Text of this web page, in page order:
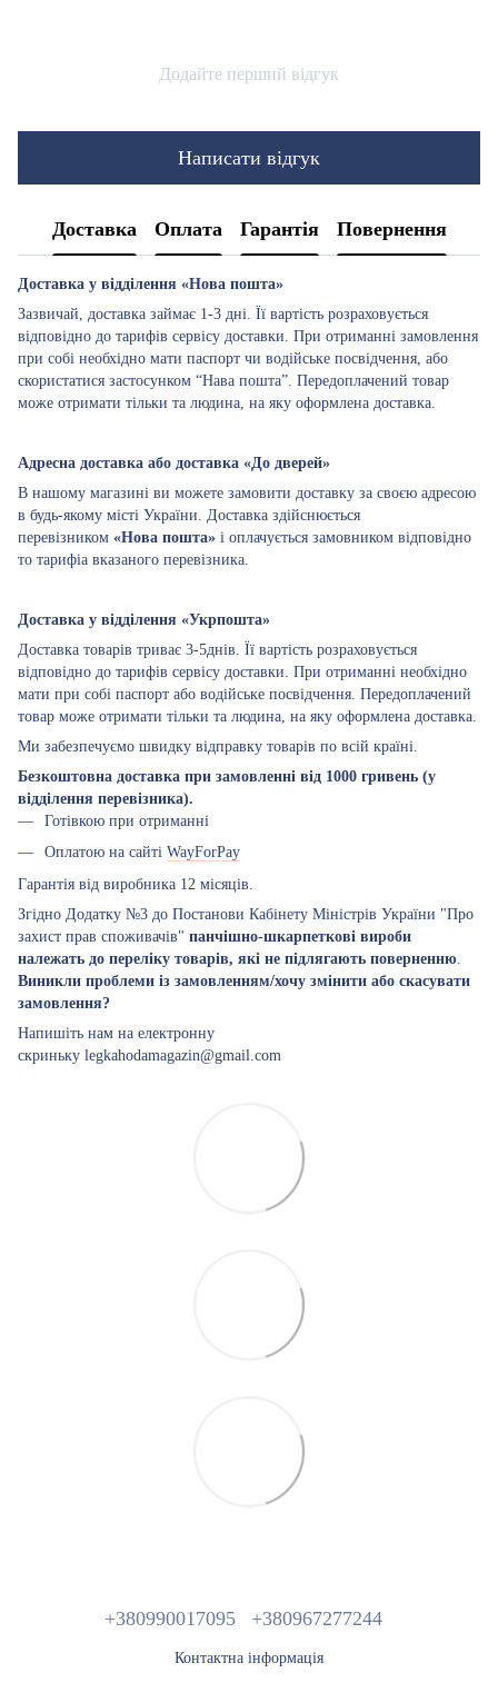
Додайте перший відгук
Написати відгук
Доставка Оплата Гарантія Повернення
Доставка у відділення «Нова пошта»
Зазвичай, доставка займає 1-3 дні. Її вартість розраховується
відповідно до тарифів сервісу доставки. При отриманні замовлення
при собі необхідно мати паспорт чи водійське посвідчення, або
скористатися застосунком “Нава пошта”. Передоплачений товар
може отримати тільки та людина, на яку оформлена доставка.
Адресна доставка або доставка «До дверей»
В нашому магазині ви можете замовити доставку за своєю адресою
в будь-якому місті України. Доставка здійснюється
перевізником «Нова пошта» і оплачується замовником відповідно
то тарифіа вказаного перевізника.
Доставка у відділення «Укрпошта»
Доставка товарів триває 3-5днів. Її вартість розраховується
відповідно до тарифів сервісу доставки. При отриманні необхідно
мати при собі паспорт або водійське посвідчення. Передоплачений
товар може отримати тільки та людина, на яку оформлена доставка.
Ми забезпечуємо швидку відправку товарів по всій країні.
Безкоштовна доставка при замовленні від 1000 гривень (у
відділення перевізника).
Готівкою при отриманні
Оплатою на сайті WayForPay
Гарантія від виробника 12 місяців.
Згідно Додатку №3 до Постанови Кабінету Міністрів України "Про
захист прав споживачів" панчішно-шкарпеткові вироби
належать до переліку товарів, які не підлягають поверненню
Виникли проблеми із замовленням/хочу змінити або скасувати
замовлення?
Напишіть нам на електронну
скриньку legkahodamagazin@gmail.com
+380990017095 +380967277244
Контактна інформація